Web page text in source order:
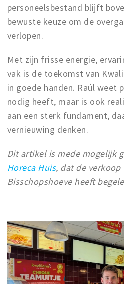
personeelsbestand blijft
bewuste keuze om de
verlopen.
Met zijn frisse energie,
vak is de toekomst van
in goede handen. Raúl weet
nodig heeft, maar is ook
aan een sterk fundament,
vernieuwing denken.
Dit artikel is mede mogelijk
Horeca Huis, dat de
Bisschopshoeve heeft